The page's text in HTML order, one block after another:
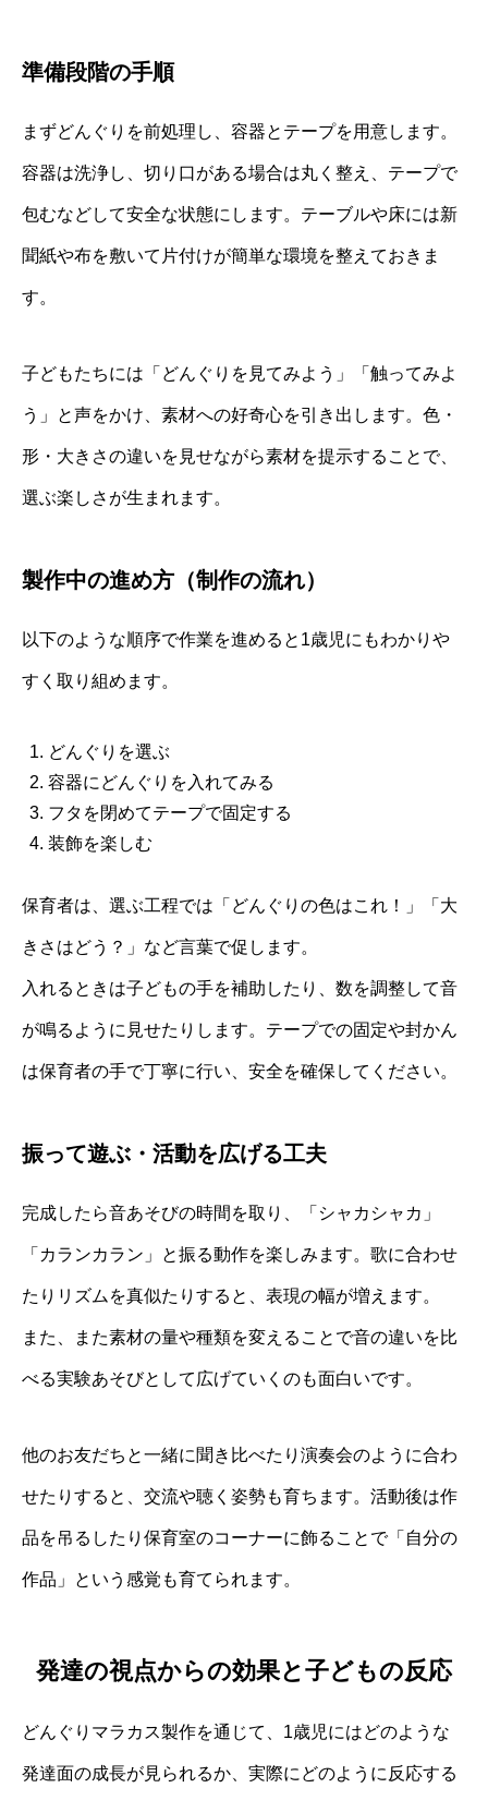
準備段階の手順
まずどんぐりを前処理し、容器とテープを用意します。
容器は洗浄し、切り口がある場合は丸く整え、テープで
包むなどして安全な状態にします。テーブルや床には新
聞紙や布を敷いて片付けが簡単な環境を整えておきま
す。
子どもたちには「どんぐりを見てみよう」「触ってみよ
う」と声をかけ、素材への好奇心を引き出します。色・
形・大きさの違いを見せながら素材を提示することで、
選ぶ楽しさが生まれます。
製作中の進め方（制作の流れ）
以下のような順序で作業を進めると1歳児にもわかりや
すく取り組めます。
どんぐりを選ぶ
容器にどんぐりを入れてみる
フタを閉めてテープで固定する
装飾を楽しむ
保育者は、選ぶ工程では「どんぐりの色はこれ！」「大
きさはどう？」など言葉で促します。
入れるときは子どもの手を補助したり、数を調整して音
が鳴るように見せたりします。テープでの固定や封かん
は保育者の手で丁寧に行い、安全を確保してください。
振って遊ぶ・活動を広げる工夫
完成したら音あそびの時間を取り、「シャカシャカ」
「カランカラン」と振る動作を楽しみます。歌に合わせ
たりリズムを真似たりすると、表現の幅が増えます。
また、また素材の量や種類を変えることで音の違いを比
べる実験あそびとして広げていくのも面白いです。
他のお友だちと一緒に聞き比べたり演奏会のように合わ
せたりすると、交流や聴く姿勢も育ちます。活動後は作
品を吊るしたり保育室のコーナーに飾ることで「自分の
作品」という感覚も育てられます。
発達の視点からの効果と子どもの反応
どんぐりマラカス製作を通じて、1歳児にはどのような
発達面の成長が見られるか、実際にどのように反応する